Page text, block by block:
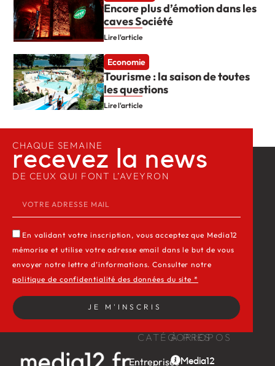
Encore plus d’émotion dans les
caves Société
Lire l'article
Economie
Tourisme : la saison de toutes
les questions
Lire l'article
CATÉGORIES
Entreprises
À PROPOS
Media12
CHAQUE SEMAINE
recevez la news​
DE CEUX QUI FONT L’AVEYRON
En validant votre inscription, vous acceptez que Media12
mémorise et utilise votre adresse email dans le but de vous
envoyer notre lettre d’informations. Consulter notre
politique de confidentialité des données du site *
JE M'INSCRIS